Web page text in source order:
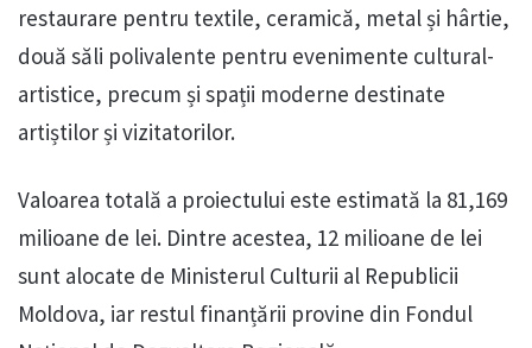
restaurare pentru textile, ceramică, metal și hârtie,
două săli polivalente pentru evenimente cultural-
artistice, precum și spații moderne destinate
artiștilor și vizitatorilor.
Valoarea totală a proiectului este estimată la 81,169
milioane de lei. Dintre acestea, 12 milioane de lei
sunt alocate de Ministerul Culturii al Republicii
Moldova, iar restul finanțării provine din Fondul